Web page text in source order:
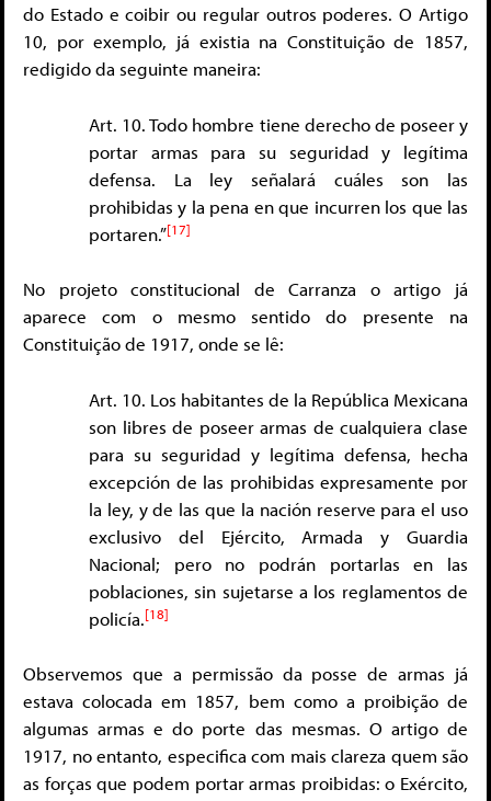
do Estado e coibir ou regular outros poderes. O Artigo
10, por exemplo, já existia na Constituição de 1857,
redigido da seguinte maneira:
Art. 10. Todo hombre tiene derecho de poseer y
portar armas para su seguridad y legítima
defensa. La ley señalará cuáles son las
prohibidas y la pena en que incurren los que las
portaren.”[17]
No projeto constitucional de Carranza o artigo já
aparece com o mesmo sentido do presente na
Constituição de 1917, onde se lê:
Art. 10. Los habitantes de la República Mexicana
son libres de poseer armas de cualquiera clase
para su seguridad y legítima defensa, hecha
excepción de las prohibidas expresamente por
la ley, y de las que la nación reserve para el uso
exclusivo del Ejército, Armada y Guardia
Nacional; pero no podrán portarlas en las
poblaciones, sin sujetarse a los reglamentos de
policía.[18]
Observemos que a permissão da posse de armas já
estava colocada em 1857, bem como a proibição de
algumas armas e do porte das mesmas. O artigo de
1917, no entanto, especifica com mais clareza quem são
as forças que podem portar armas proibidas: o Exército,